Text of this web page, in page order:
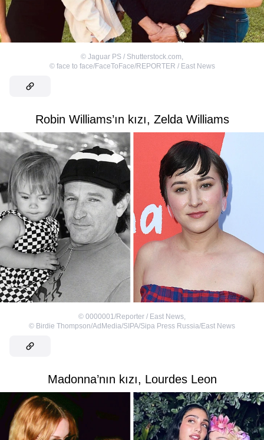
© Jaguar PS / Shutterstock.com,
© face to face/FaceToFace/REPORTER / East News
Robin Williams’ın kızı, Zelda Williams
© 0000001/Reporter / East News,
© Birdie Thompson/AdMedia/SIPA/Sipa Press Russia/East News
Madonna’nın kızı, Lourdes Leon